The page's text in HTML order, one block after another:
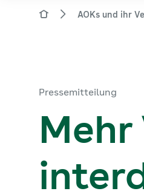
AOKs und ihr
Pressemitteilung